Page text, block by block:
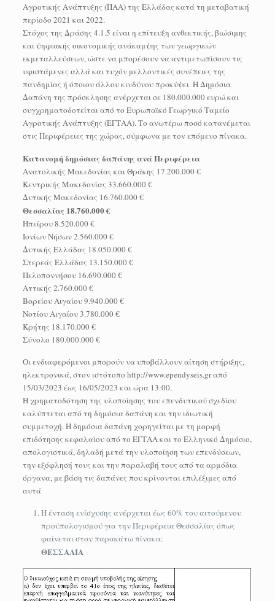
Αγροτικής Ανάπτυξης (ΠΑΑ) της Ελλάδας κατά τη μεταβατική
περίοδο 2021 και 2022.
Στόχος της Δράσης 4.1.5 είναι η επίτευξη ανθεκτικής, βιώσιμης
και ψηφιακής οικονομικής ανάκαμψης των γεωργικών
εκμεταλλεύσεων, ώστε να μπορέσουν να αντιμετωπίσουν τις
υφιστάμενες αλλά και τυχόν μελλοντικές συνέπειες της
πανδημίας ή όποιου άλλου κινδύνου προκύψει. Η Δημόσια
Δαπάνη της πρόσκλησης ανέρχεται σε 180.000.000 ευρώ και
συγχρηματοδοτείται από το Ευρωπαϊκό Γεωργικό Ταμείο
Αγροτικής Ανάπτυξης (ΕΓΤΑΑ). Το ανωτέρω ποσό κατανέμεται
στις Περιφέρειες της χώρας, σύμφωνα με τον επόμενο πίνακα.
Κατανομή δημόσιας δαπάνης ανά Περιφέρεια
Ανατολικής Μακεδονίας και Θράκης 17.200.000 €
Κεντρικής Μακεδονίας 33.660.000 €
Δυτικής Μακεδονίας 16.760.000 €
Θεσσαλίας 18.760.000 €
Ηπείρου 8.520.000 €
Ιονίων Νήσων 2.560.000 €
Δυτικής Ελλάδας 18.050.000 €
Στερεάς Ελλάδας 13.150.000 €
Πελοποννήσου 16.690.000 €
Αττικής 2.760.000 €
Βορείου Αιγαίου 9.940.000 €
Νοτίου Αιγαίου 3.780.000 €
Κρήτης 18.170.000 €
Σύνολο 180.000.000 €
Οι ενδιαφερόμενοι μπορούν να υποβάλλουν αίτηση στήριξης,
ηλεκτρονικά, στον ιστότοπο http://www.ependyseis.gr από
15/03/2023 έως 16/05/2023 και ώρα 13:00.
Η χρηματοδότηση της υλοποίησης του επενδυτικού σχεδίου
καλύπτεται από τη δημόσια δαπάνη και την ιδιωτική
συμμετοχή. Η δημόσια δαπάνη χορηγείται με τη μορφή
επιδότησης κεφαλαίου από το ΕΓΤΑΑ και το Ελληνικό Δημόσιο,
απολογιστικά, δηλαδή μετά την υλοποίηση των επενδύσεων,
την εξόφλησή τους και την παραλαβή τους από τα αρμόδια
όργανα, με βάση τις δαπάνες που κρίνονται επιλέξιμες από
αυτά
Η ένταση ενίσχυσης ανέρχεται έως 60% του αιτούμενου
προϋπολογισμού για την Περιφέρεια Θεσσαλίας όπως
φαίνεται στον παρακάτω πίνακα:
ΘΕΣΣΑΛΙΑ